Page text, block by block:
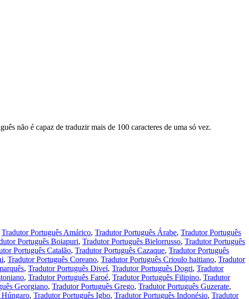
não é capaz de traduzir mais de 100 caracteres de uma só vez.
Tradutor Português Amárico, Tradutor Português Árabe, Tradutor Português
Português Boiapuri, Tradutor Português Bielorrusso, Tradutor Português
Português Catalão, Tradutor Português Cazaque, Tradutor Português
, Tradutor Português Coreano, Tradutor Português Crioulo haitiano, Tradutor
, Tradutor Português Diveí, Tradutor Português Dogri, Tradutor
, Tradutor Português Faroé, Tradutor Português Filipino, Tradutor
Georgiano, Tradutor Português Grego, Tradutor Português Guzerate,
Húngaro, Tradutor Português Igbo, Tradutor Português Indonésio, Tradutor